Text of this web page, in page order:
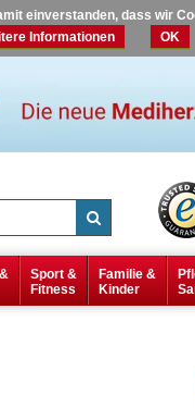
einverstanden, dass wir
Informationen OK
Sport &
Fitness
Familie &
Kinder